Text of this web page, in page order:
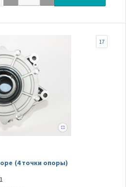
(4 точки опоры)
17